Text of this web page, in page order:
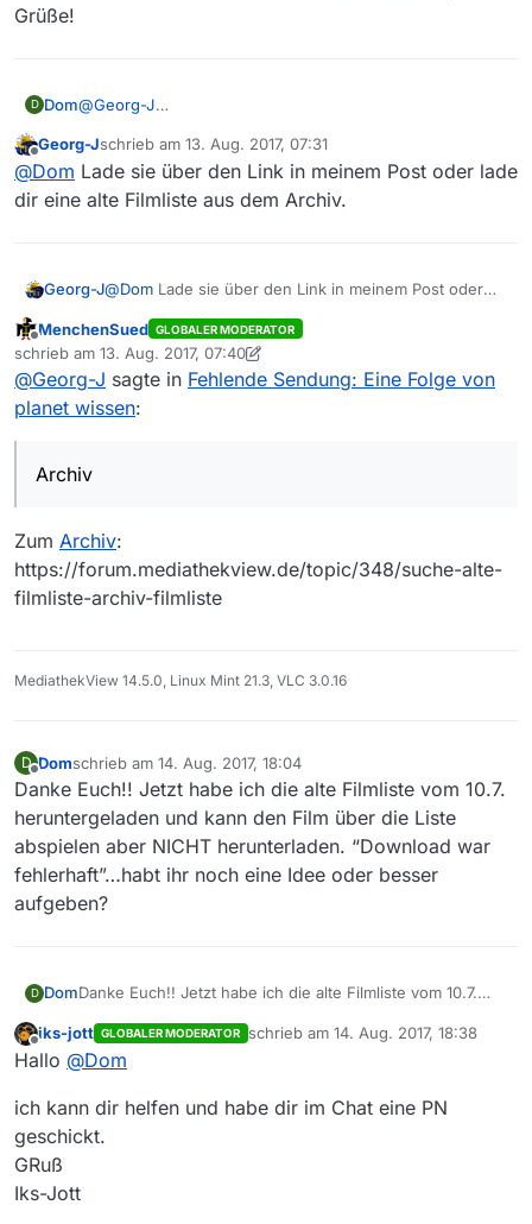
Grüße!
D Dom@Georg-J
…habe die Filmliste immer mal wieder manuel geladen,
die Sendung ist nicht dabei. Habt Ihr noch eine Idee was
ich tun könnte? Ich brauche diese blöde Sendung…
Offline
Georg-Jschrieb am 13. Aug. 2017, 07:31
zuletzt editiert von
@Dom Lade sie über den Link in meinem Post oder lade
dir eine alte Filmliste aus dem Archiv.
Georg-J@Dom Lade sie über den Link in meinem Post oder
Offline
MenchenSued GLOBALER MODERATOR
schrieb am 13. Aug. 2017, 07:40
zuletzt editiert von MenchenSued
@Georg-J sagte in Fehlende Sendung: Eine Folge von
planet wissen:
Archiv
Zum Archiv:
https://forum.mediathekview.de/topic/348/suche-alte-
filmliste-archiv-filmliste
MediathekView 14.5.0, Linux Mint 21.3, VLC 3.0.16
D
Offline
Domschrieb am 14. Aug. 2017, 18:04
zuletzt editiert von
Danke Euch!! Jetzt habe ich die alte Filmliste vom 10.7.
heruntergeladen und kann den Film über die Liste
abspielen aber NICHT herunterladen. “Download war
fehlerhaft”…habt ihr noch eine Idee oder besser
aufgeben?
D DomDanke Euch!! Jetzt habe ich die alte Filmliste vom 10.7.
abspielen aber NICHT herunterladen. “Download war
fehlerhaft”…habt ihr noch eine Idee oder besser
Offline
iks-jott GLOBALER MODERATOR schrieb am 14. Aug. 2017, 18:38
zuletzt editiert von
Hallo @Dom
ich kann dir helfen und habe dir im Chat eine PN
geschickt.
GRuß
Iks-Jott